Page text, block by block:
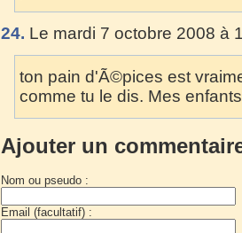
24. Le mardi 7 octobre 2008 à
ton pain d'Ã©pices est
comme tu le dis. Mes
Ajouter un
Nom ou pseudo :
Email (facultatif) :